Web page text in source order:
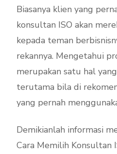
Biasanya klien yang
konsultan ISO akan
kepada teman
rekannya. Mengetahui
merupakan satu hal
terutama bila di
yang pernah
Demikianlah informasi
Cara Memilih Konsultan